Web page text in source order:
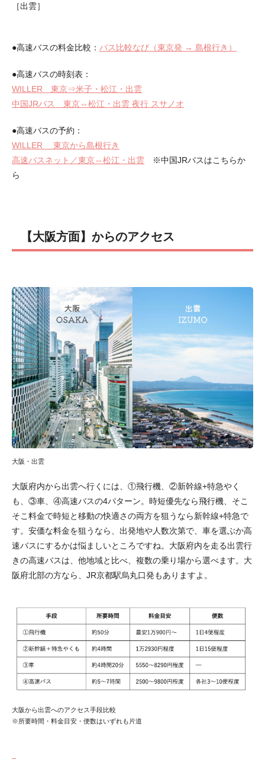
［出雲］
●高速バスの料金比較： バス比較なび（東京発 → 島根行き）
●高速バスの時刻表：
WILLER 東京⇒米子・松江・出雲
中国JRバス 東京⇔松江・出雲 夜行 スサノオ
●高速バスの予約：
WILLER 東京から島根行き
高速バスネット／東京⇔松江・出雲 ※中国JRバスはこちらか
ら
【大阪方面】からのアクセス
大阪・出雲
大阪府内から出雲へ行くには、①飛行機、②新幹線+特急やく
も、③車、④高速バスの4パターン。時短優先なら飛行機、そこ
そこ料金で時短と移動の快適さの両方を狙うなら新幹線+特急で
す。安価な料金を狙うなら、出発地や人数次第で、車を選ぶか高
速バスにするかは悩ましいところですね。大阪府内を走る出雲行
きの高速バスは、他地域と比べ、複数の乗り場から選べます。大
阪府北部の方なら、JR京都駅烏丸口発もありますよ。
大阪から出雲へのアクセス手段比較
※所要時間・料金目安・便数はいずれも片道